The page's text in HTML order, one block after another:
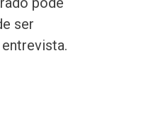
ser